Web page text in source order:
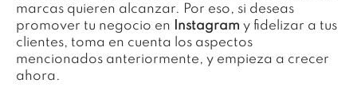
marcas quieren alcanzar. Por eso, si deseas
promover tu negocio en
Instagram y fidelizar a tus
clientes, toma en cuenta los aspectos
mencionados anteriormente, y empieza a crecer
ahora.